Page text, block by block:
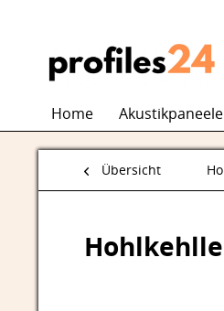
Home Akustikpaneele
Übersicht